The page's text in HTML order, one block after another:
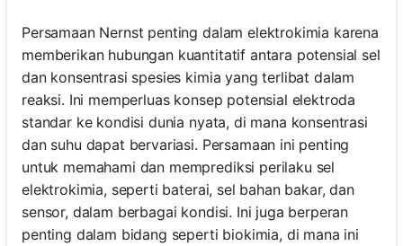
Persamaan Nernst penting dalam elektrokimia karena
memberikan hubungan kuantitatif antara potensial sel
dan konsentrasi spesies kimia yang terlibat dalam
reaksi. Ini memperluas konsep potensial elektroda
standar ke kondisi dunia nyata, di mana konsentrasi
dan suhu dapat bervariasi. Persamaan ini penting
untuk memahami dan memprediksi perilaku sel
elektrokimia, seperti baterai, sel bahan bakar, dan
sensor, dalam berbagai kondisi. Ini juga berperan
penting dalam bidang seperti biokimia, di mana ini